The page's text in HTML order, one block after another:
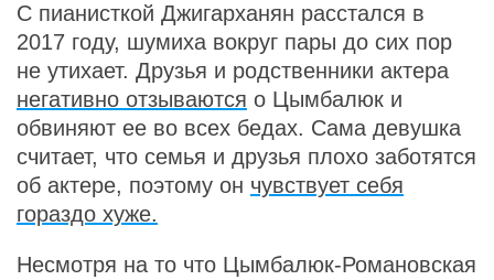
С пианисткой Джигарханян расстался в
2017 году, шумиха вокруг пары до сих пор
не утихает. Друзья и родственники актера
негативно отзываются о Цымбалюк и
обвиняют ее во всех бедах. Сама девушка
считает, что семья и друзья плохо заботятся
об актере, поэтому он чувствует себя
гораздо хуже.
Несмотря на то что Цымбалюк-Романовская